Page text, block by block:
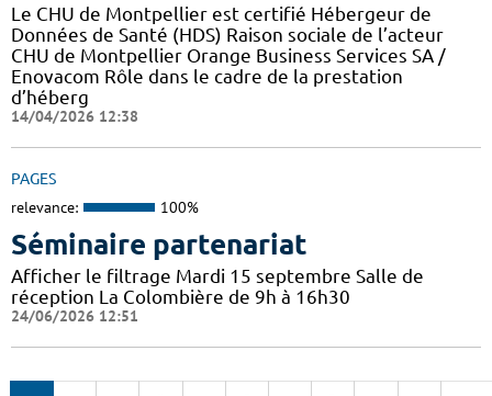
Le CHU de Montpellier est certifié Hébergeur de
Données de Santé (HDS) Raison sociale de l’acteur
CHU de Montpellier Orange Business Services SA /
Enovacom Rôle dans le cadre de la prestation
d’héberg
14/04/2026 12:38
PAGES
relevance: 100%
Séminaire partenariat
Afficher le filtrage Mardi 15 septembre Salle de
réception La Colombière de 9h à 16h30
24/06/2026 12:51